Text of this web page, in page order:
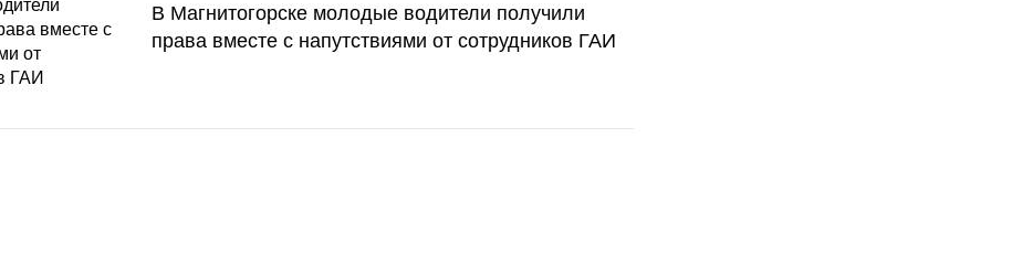
В Магнитогорске молодые водители получили
права вместе с напутствиями от сотрудников ГАИ